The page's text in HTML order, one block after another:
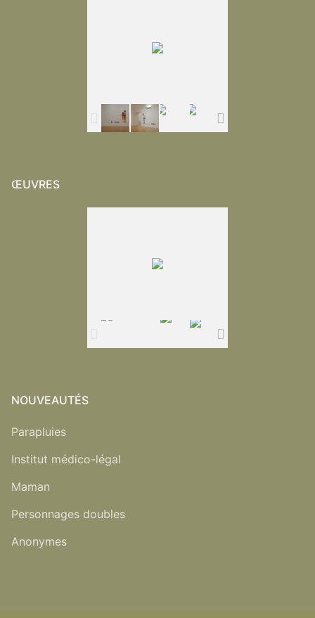
ŒUVRES
NOUVEAUTÉS
Parapluies
Institut médico-légal
Maman
Personnages doubles
Anonymes